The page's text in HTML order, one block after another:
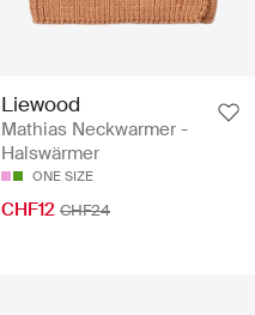
Liewood
Mathias Neckwarmer -
Halswärmer
ONE SIZE
CHF12 CHF24